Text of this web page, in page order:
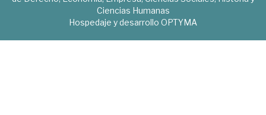
Ciencias Humanas
Hospedaje y desarrollo OPTYMA